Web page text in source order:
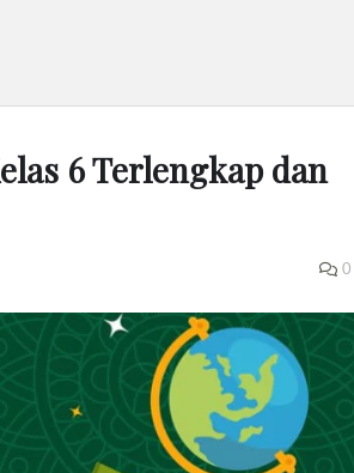
6 Terlengkap dan
0